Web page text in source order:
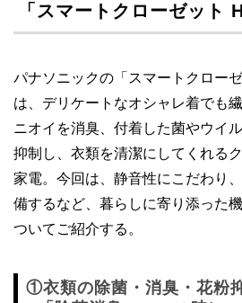
「スマートクローゼット
パナソニックの「スマートクロー
は、デリケートなオシャレ着でも
ニオイを消臭、付着した菌やウイ
抑制し、衣類を清潔にしてくれる
家電。今回は、静音性にこだわり
備するなど、暮らしに寄り添った
ついてご紹介する。
①衣類の除菌・消臭・花粉